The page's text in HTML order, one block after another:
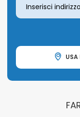
USA